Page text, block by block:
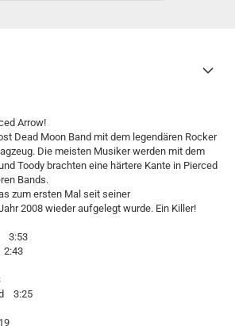
Arrow!
Dead Moon Band mit dem legendären Rocker
Die meisten Musiker werden mit dem
Toody brachten eine härtere Kante in Pierced
Bands.
zum ersten Mal seit seiner
2008 wieder aufgelegt wurde. Ein Killer!
3:53
3:25